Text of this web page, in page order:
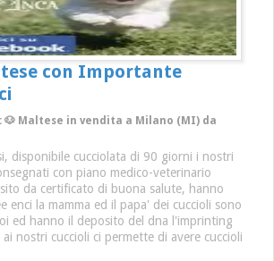
con Importante
🐶 Maltese in vendita a Milano (MI) da
disponibile cucciolata di 90 giorni i nostri
con piano medico-veterinario
da certificato di buona salute, hanno
enci la mamma ed il papa' dei cuccioli sono
ed hanno il deposito del dna l'imprinting
nostri cuccioli ci permette di avere cuccioli